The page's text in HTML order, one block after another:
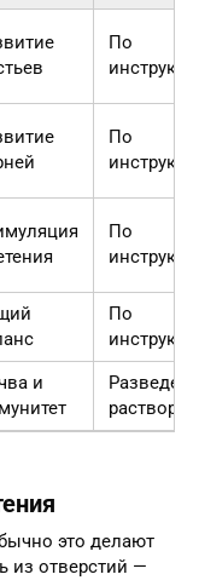
По
По
По
По
и
раствор
это делают
из отверстий —